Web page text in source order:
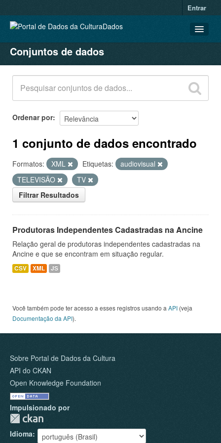
Entrar
CONJUNTOS DE DADOS
ORGANIZAÇÕES
GRUPOS
SOBRE
Conjuntos de dados
Ordenar por
1 conjunto de dados encontrado
Formatos: XML Etiquetas:
audiovisual
TELEVISÃO
TV
Filtrar Resultados
Produtoras Independentes Cadastradas na Ancine
Relação geral de produtoras independentes cadastradas na
Ancine e que se encontram em situação regular.
CSV XML JS
Você também pode ter acesso a esses registros usando a API (veja
Documentação da API).
Sobre Portal de Dados da Cultura
API do CKAN
Open Knowledge Foundation
Impulsionado por
Idioma